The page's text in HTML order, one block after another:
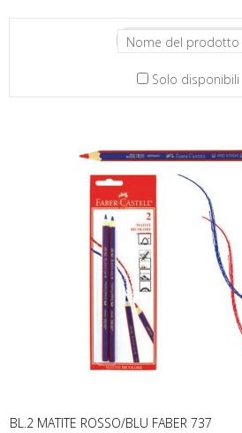
Solo disponibili
BL.2 MATITE ROSSO/BLU FABER 737